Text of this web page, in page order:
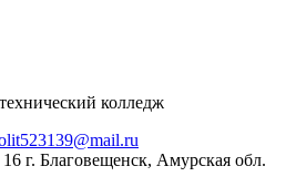
колледж
16 г. Благовещенск, Амурская обл.